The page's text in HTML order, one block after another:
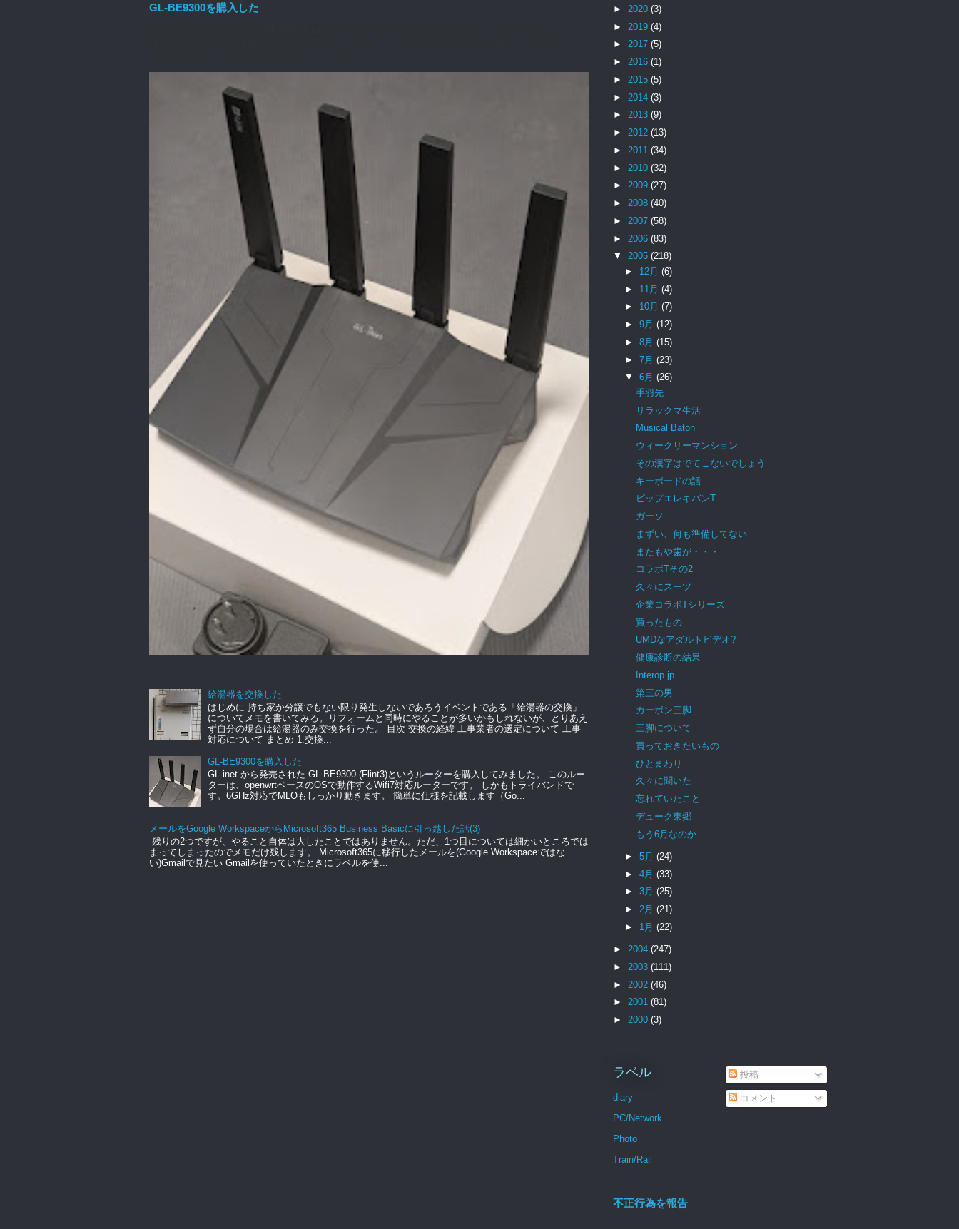
GL-BE9300を購入した
給湯器を交換した
はじめに 持ち家か分譲でもない限り発生しないであろうイベントである「給湯器の交換」
についてメモを書いてみる。リフォームと同時にやることが多いかもしれないが、とりあえ
ず自分の場合は給湯器のみ交換を行った。 目次 交換の経緯 工事業者の選定について 工事
対応について まとめ 1.交換...
GL-BE9300を購入した
GL-inet から発売された GL-BE9300 (Flint3)というルーターを購入してみました。 このルー
ターは、openwrtベースのOSで動作するWifi7対応ルーターです。 しかもトライバンドで
す。6GHz対応でMLOもしっかり動きます。 簡単に仕様を記載します（Go...
メールをGoogle WorkspaceからMicrosoft365 Business Basicに引っ越した話(3)
残りの2つですが、やること自体は大したことではありません。ただ、1つ目については細かいところでは
まってしまったのでメモだけ残します。 Microsoft365に移行したメールを(Google Workspaceではな
い)Gmailで見たい Gmailを使っていたときにラベルを使...
► 2020 (3)
► 2019 (4)
► 2017 (5)
► 2016 (1)
► 2015 (5)
► 2014 (3)
► 2013 (9)
► 2012 (13)
► 2011 (34)
► 2010 (32)
► 2009 (27)
► 2008 (40)
► 2007 (58)
► 2006 (83)
▼ 2005 (218)
► 12月 (6)
► 11月 (4)
► 10月 (7)
► 9月 (12)
► 8月 (15)
► 7月 (23)
▼ 6月 (26)
手羽先
リラックマ生活
Musical Baton
ウィークリーマンション
その漢字はでてこないでしょう
キーボードの話
ピップエレキバンT
ガーソ
まずい、何も準備してない
またもや歯が・・・
コラボTその2
久々にスーツ
企業コラボTシリーズ
買ったもの
UMDなアダルトビデオ?
健康診断の結果
Interop.jp
第三の男
カーボン三脚
三脚について
買っておきたいもの
ひとまわり
久々に聞いた
忘れていたこと
デューク東郷
もう6月なのか
► 5月 (24)
► 4月 (33)
► 3月 (25)
► 2月 (21)
► 1月 (22)
► 2004 (247)
► 2003 (111)
► 2002 (46)
► 2001 (81)
► 2000 (3)
ラベル
diary
PC/Network
Photo
Train/Rail
投稿
コメント
不正行為を報告